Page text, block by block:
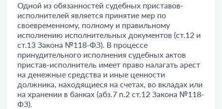
Одной из обязанностей судебных приставов-
исполнителей является принятие мер по
своевременному, полному и правильному
исполнению исполнительных документов (ст.12 и
ст.13 Закона №118-ФЗ). В процессе
принудительного исполнения судебных актов
пристав-исполнитель имеет право налагать арест
на денежные средства и иные ценности
должника, находящиеся на счетах, во вкладах или
на хранении в банках (абз.7 п.2 ст.12 Закона №118-
ФЗ).